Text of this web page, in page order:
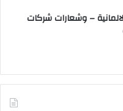
– وشعارات شركات